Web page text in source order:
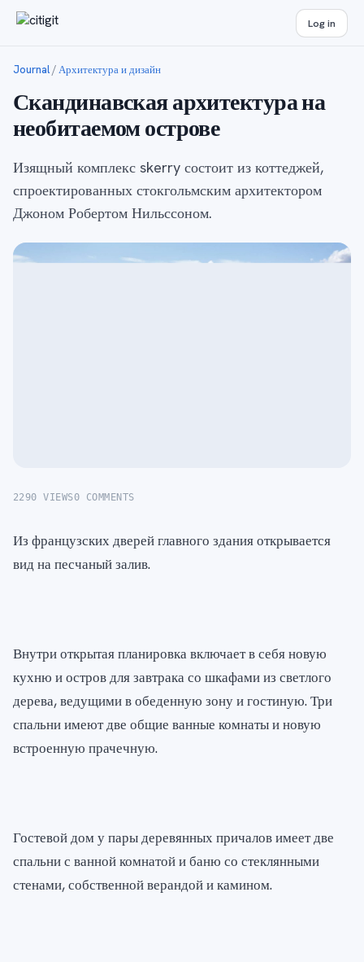
Log in
Journal/Архитектура и дизайн
Скандинавская архитектура на
необитаемом острове
Изящный комплекс skerry состоит из коттеджей,
спроектированных стокгольмским архитектором
Джоном Робертом Нильссоном.
2290 VIEWS0 COMMENTS
Из французских дверей главного здания открывается
вид на песчаный залив.
Внутри открытая планировка включает в себя новую
кухню и остров для завтрака со шкафами из светлого
дерева, ведущими в обеденную зону и гостиную. Три
спальни имеют две общие ванные комнаты и новую
встроенную прачечную.
Гостевой дом у пары деревянных причалов имеет две
спальни с ванной комнатой и баню со стеклянными
стенами, собственной верандой и камином.